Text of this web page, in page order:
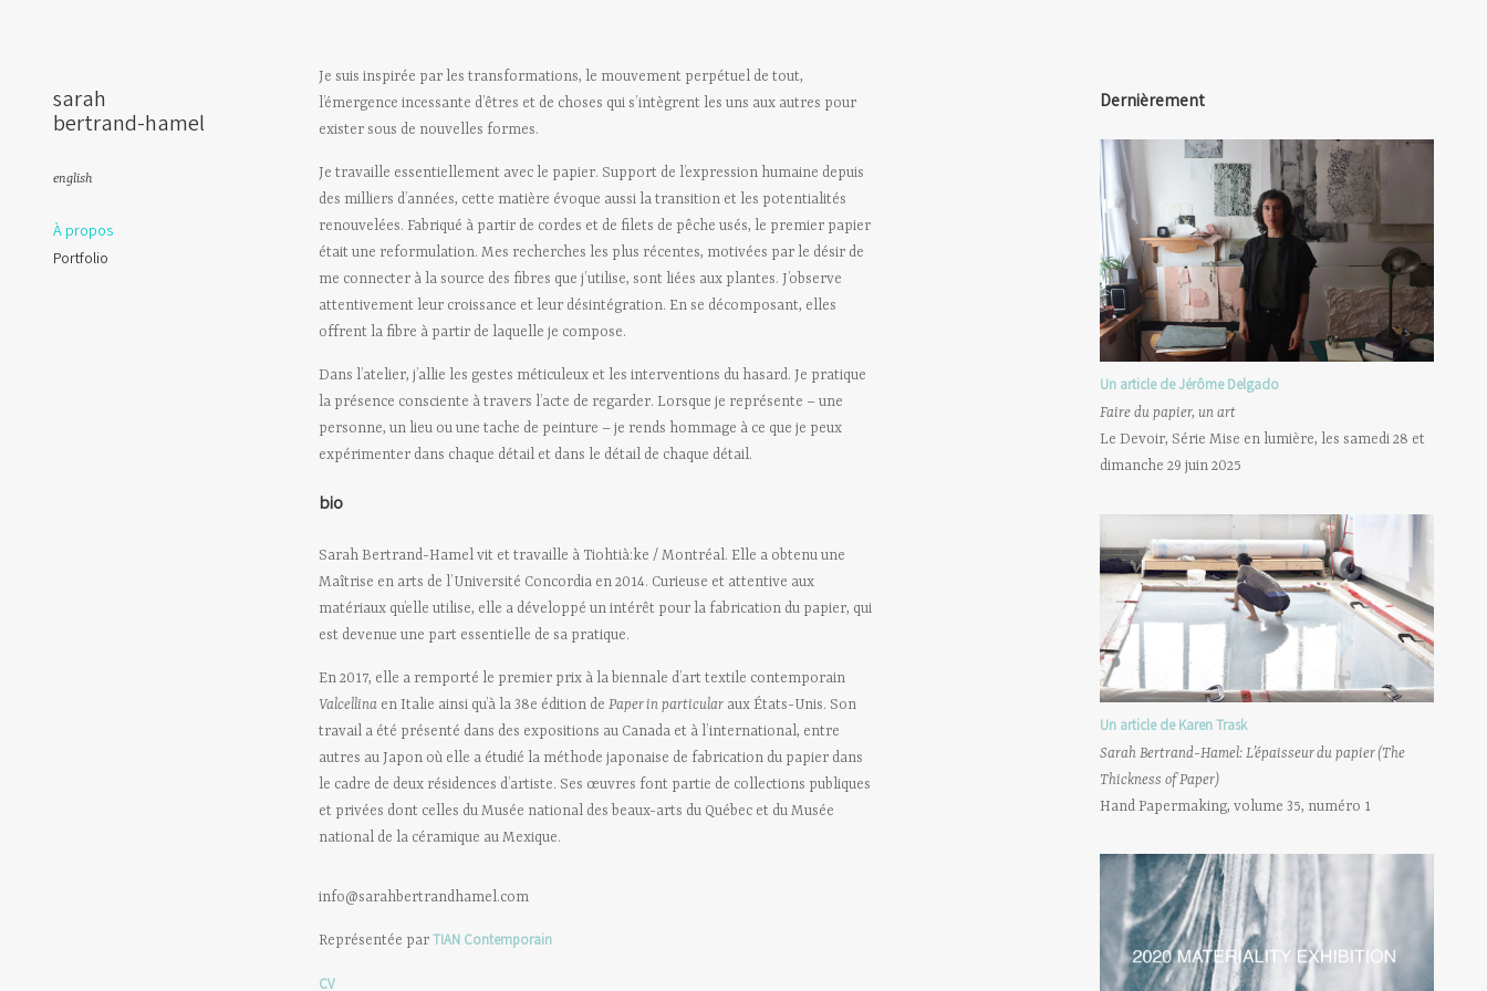
sarah
bertrand-hamel
english
À propos
Portfolio
Je suis inspirée par les transformations, le mouvement perpétuel de tout,
l’émergence incessante d’êtres et de choses qui s’intègrent les uns aux autres pour
exister sous de nouvelles formes.
Je travaille essentiellement avec le papier. Support de l’expression humaine depuis
des milliers d’années, cette matière évoque aussi la transition et les potentialités
renouvelées. Fabriqué à partir de cordes et de filets de pêche usés, le premier papier
était une reformulation. Mes recherches les plus récentes, motivées par le désir de
me connecter à la source des fibres que j’utilise, sont liées aux plantes. J’observe
attentivement leur croissance et leur désintégration. En se décomposant, elles
offrent la fibre à partir de laquelle je compose.
Dans l’atelier, j’allie les gestes méticuleux et les interventions du hasard. Je pratique
la présence consciente à travers l’acte de regarder. Lorsque je représente – une
personne, un lieu ou une tache de peinture – je rends hommage à ce que je peux
expérimenter dans chaque détail et dans le détail de chaque détail.
bio
Sarah Bertrand-Hamel vit et travaille à Tiohtià:ke / Montréal. Elle a obtenu une
Maîtrise en arts de l’Université Concordia en 2014. Curieuse et attentive aux
matériaux qu’elle utilise, elle a développé un intérêt pour la fabrication du papier, qui
est devenue une part essentielle de sa pratique.
En 2017, elle a remporté le premier prix à la biennale d’art textile contemporain
Valcellina en Italie ainsi qu’à la 38e édition dePaper in particular aux États-Unis. Son
travail a été présenté dans des expositions au Canada et à l’international, entre
autres au Japon où elle a étudié la méthode japonaise de fabrication du papier dans
le cadre de deux résidences d’artiste. Ses œuvres font partie de collections publiques
et privées dont celles du Musée national des beaux-arts du Québec et du Musée
national de la céramique au Mexique.
info@sarahbertrandhamel.com
Représentée parTIAN Contemporain
CV
Dernièrement
Un article de Jérôme Delgado
Faire du papier, un art
Le Devoir, Série Mise en lumière, les samedi 28 et
dimanche 29 juin 2025
Un article de Karen Trask
Sarah Bertrand-Hamel: L’épaisseur du papier (The
Thickness of Paper)
Hand Papermaking, volume 35, numéro 1